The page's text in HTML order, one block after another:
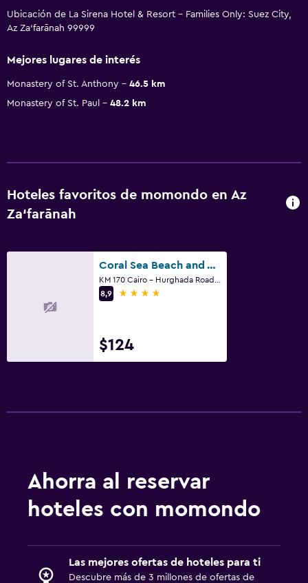
Ubicación de La Sirena Hotel & Resort - Families Only: Suez City,
Az Za‘farānah 99999
Mejores lugares de interés
Monastery of St. Anthony
46.5 km
Monastery of St. Paul
48.2 km
Hoteles favoritos de momondo en Az
Za‘farānah
Coral Sea Beach and Aqua Park
8,9
4 estrellas
$124
Ahorra al reservar
hoteles con momondo
Las mejores ofertas de hoteles para ti
Descubre más de 3 millones de ofertas de